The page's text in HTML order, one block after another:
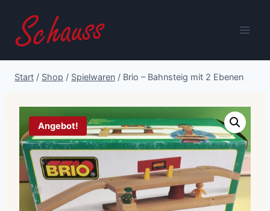
Inhalt
springen
Start / Shop / Spielwaren / Brio – Bahnsteig mit 2 Ebenen
Angebot!